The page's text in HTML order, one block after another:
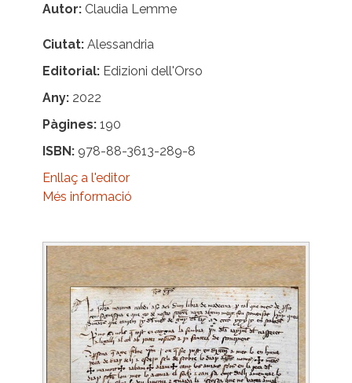
Autor Claudia Lemme
Ciutat Alessandria
Editorial Edizioni dell'Orso
Any 2022
Pàgines 190
ISBN 978-88-3613-289-8
Enllaç a l'editor
Més informació
Image